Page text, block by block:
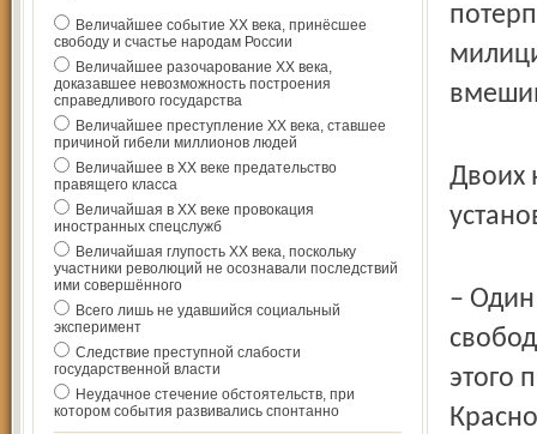
Величайшее событие ХХ века, принёсшее
свободу и счастье народам России
Величайшее разочарование ХХ века,
доказавшее невозможность построения
справедливого государства
Величайшее преступление ХХ века, ставшее
причиной гибели миллионов людей
Величайшее в ХХ веке предательство
правящего класса
Величайшая в ХХ веке провокация
иностранных спецслужб
Величайшая глупость ХХ века, поскольку
участники революций не осознавали последствий
ими совершённого
Всего лишь не удавшийся социальный
эксперимент
Следствие преступной слабости
государственной власти
Неудачное стечение обстоятельств, при
котором события развивались спонтанно
Двоих
–
этого